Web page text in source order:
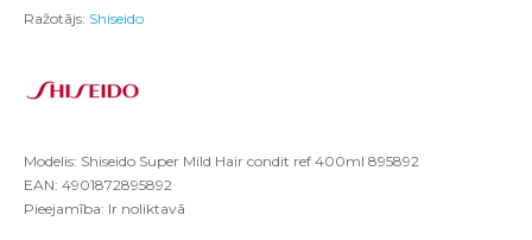
Ražotājs: Shiseido
Modelis: Shiseido Super Mild Hair condit ref 400ml 895892
EAN: 4901872895892
Pieejamība: Ir noliktavā